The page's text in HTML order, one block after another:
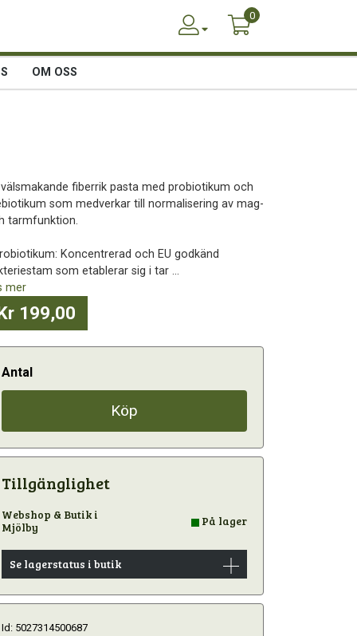
0
OM OSS
välsmakande fiberrik pasta med probiotikum och
som medverkar till normalisering av mag-
tarmfunktion.
Koncentrerad och EU godkänd
som etablerar sig i tar ...
mer
199,00
Antal
Köp
Tillgänglighet
Webshop & Butik i
Mjölby
På lager
Se lagerstatus i butik
Id: 5027314500687